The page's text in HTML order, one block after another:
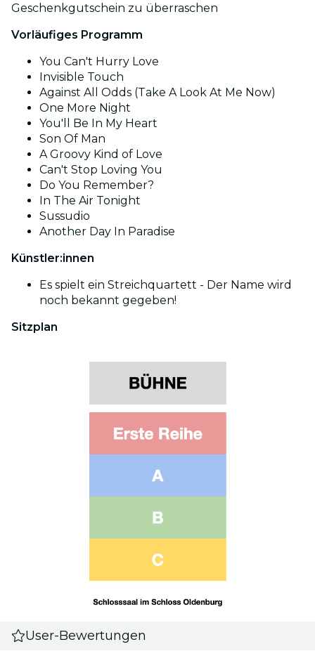
Geschenkgutschein zu überraschen
Vorläufiges Programm
You Can't Hurry Love
Invisible Touch
Against All Odds (Take A Look At Me Now)
One More Night
You'll Be In My Heart
Son Of Man
A Groovy Kind of Love
Can't Stop Loving You
Do You Remember?
In The Air Tonight
Sussudio
Another Day In Paradise
Künstler:innen
Es spielt ein Streichquartett - Der Name wird
noch bekannt gegeben!
Sitzplan
User-Bewertungen